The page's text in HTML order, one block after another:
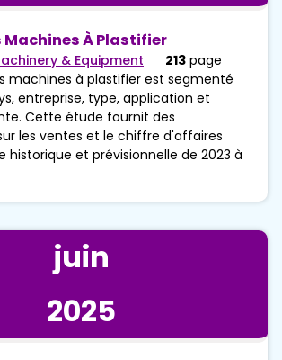
Machines À Plastifier
& Equipment 213 page
machines à plastifier est segmenté
entreprise, type, application et
Cette étude fournit des
les ventes et le chiffre d'affaires
historique et prévisionnelle de 2023 à
juin
2025